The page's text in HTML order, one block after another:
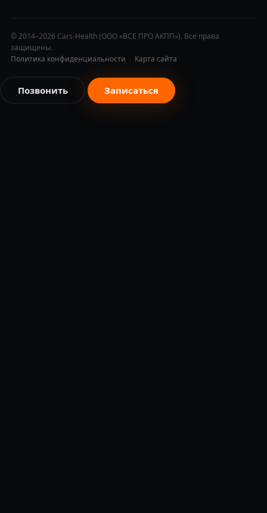
© 2014–2026 Cars-Health (ООО «ВСЕ ПРО АКПП»). Все права
защищены.
Политика конфиденциальности · Карта сайта
Позвонить Записаться